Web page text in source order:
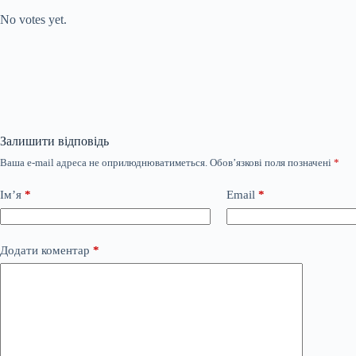
No votes yet.
Залишити відповідь
Ваша e-mail адреса не оприлюднюватиметься. Обов’язкові поля позначені *
Ім’я * Email *
Додати коментар *